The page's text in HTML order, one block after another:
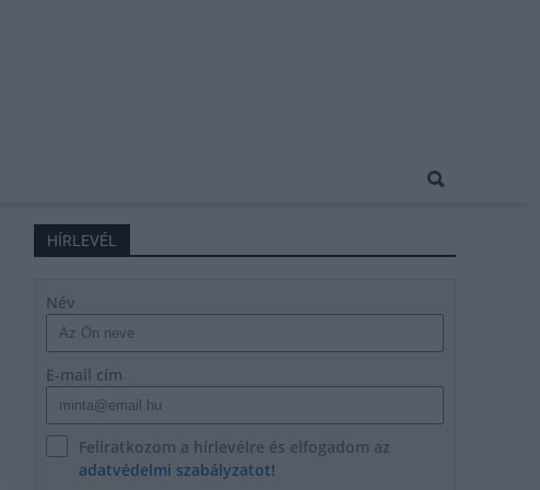
HÍRLEVÉL
Név
E-mail cím
Feliratkozom a hírlevélre és elfogadom az
adatvédelmi szabályzatot!